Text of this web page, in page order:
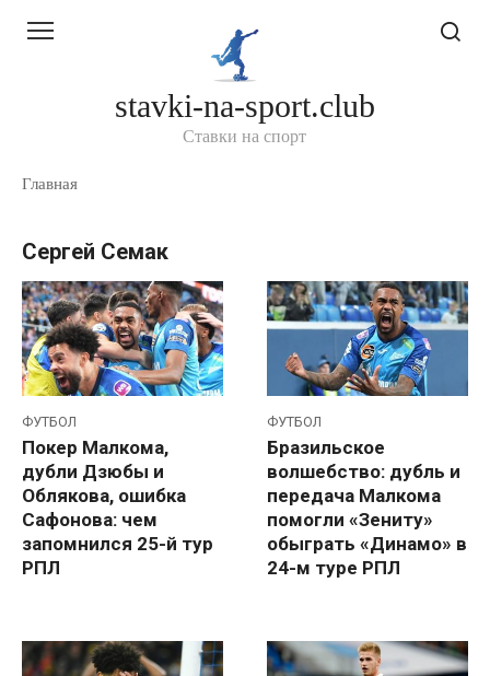
stavki-na-sport.club
Ставки на спорт
Главная
Сергей Семак
ФУТБОЛ
Покер Малкома,
дубли Дзюбы и
Облякова, ошибка
Сафонова: чем
запомнился 25-й тур
РПЛ
ФУТБОЛ
Бразильское
волшебство: дубль и
передача Малкома
помогли «Зениту»
обыграть «Динамо» в
24-м туре РПЛ